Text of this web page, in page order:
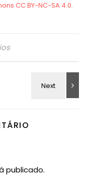
publicado.